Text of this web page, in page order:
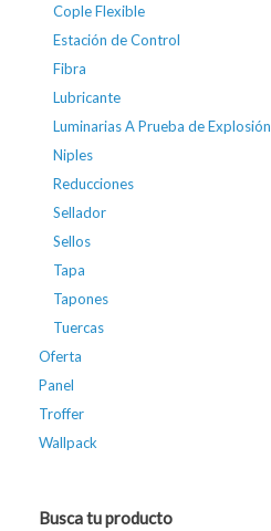
Cople Flexible
Estación de Control
Fibra
Lubricante
Luminarias A Prueba de Explosión
Niples
Reducciones
Sellador
Sellos
Tapa
Tapones
Tuercas
Oferta
Panel
Troffer
Wallpack
Busca tu producto